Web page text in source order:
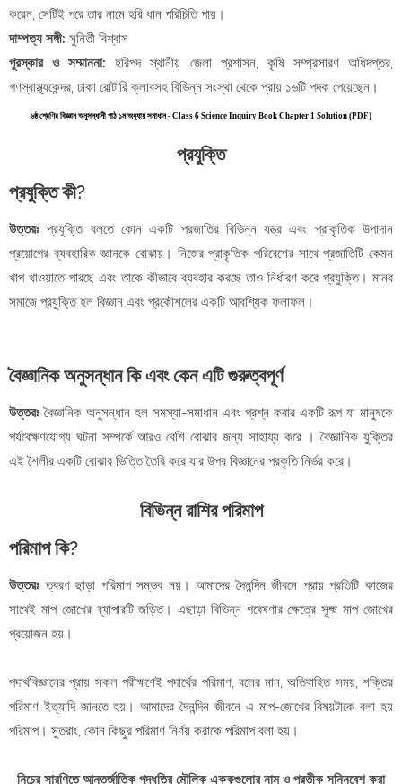
করেন, সেটিই পরে তার নামে হরি ধান পরিচিতি পায়।
দাম্পত্য সঙ্গী: সুনিতী বিশ্বাস
পুরস্কার ও সম্মাননা: হরিপদ স্থানীয় জেলা প্রশাসন, কৃষি সম্প্রসারণ অধিদপ্তর,
গণস্বাস্থ্যকেন্দ্র, ঢাকা রোটারি ক্লাবসহ বিভিন্ন সংস্থা থেকে প্রায় ১৬টি পদক পেয়েছেন।
৬ষ্ঠ শ্রেণির বিজ্ঞান অনুসন্ধানী পাঠ ১ম অধ্যায় সমাধান - Class 6 Science Inquiry Book Chapter 1 Solution (PDF)
প্রযুক্তি
প্রযুক্তি কী?
উত্তরঃ প্রযুক্তি বলতে কোন একটি প্রজাতির বিভিন্ন যন্ত্র এবং প্রাকৃতিক উপাদান
প্রয়োগের ব্যবহারিক জ্ঞানকে বোঝায়। নিজের প্রাকৃতিক পরিবেশের সাথে প্রজাতিটি কেমন
খাপ খাওয়াতে পারছে এবং তাকে কীভাবে ব্যবহার করছে তাও নির্ধারণ করে প্রযুক্তি। মানব
সমাজে প্রযুক্তি হল বিজ্ঞান এবং প্রকৌশলের একটি আবশ্যিক ফলাফল।
বৈজ্ঞানিক অনুসন্ধান কি এবং কেন এটি গুরুত্বপূর্ণ
উত্তরঃ বৈজ্ঞানিক অনুসন্ধান হল সমস্যা-সমাধান এবং প্রশ্ন করার একটি রূপ যা মানুষকে
পর্যবেক্ষণযোগ্য ঘটনা সম্পর্কে আরও বেশি বোঝার জন্য সাহায্য করে । বৈজ্ঞানিক যুক্তির
এই শৈলীর একটি বোঝার ভিত্তি তৈরি করে যার উপর বিজ্ঞানের প্রকৃতি নির্ভর করে।
বিভিন্ন রাশির পরিমাপ
পরিমাপ কি?
উত্তরঃ ত্বরণ ছাড়া পরিমাপ সম্ভব নয়। আমাদের দৈনন্দিন জীবনে প্রায় প্রতিটি কাজের
সাথেই মাপ-জোখের ব্যাপারটি জড়িত। এছাড়া বিভিন্ন গবেষণার ক্ষেত্রে সূক্ষ্ম মাপ-জোখের
প্রয়োজন হয়।
পদার্থবিজ্ঞানের প্রায় সকল পরীক্ষণেই পদার্থের পরিমাণ, বলের মান, অতিবাহিত সময়, শক্তির
পরিমাণ ইত্যাদি জানতে হয়। আমাদের দৈনন্দিন জীবনে এ মাপ-জোখের বিষয়টাকে বলা হয়
পরিমাপ। সুতরাং, কোন কিছুর পরিমাণ নির্ণয় করাকে পরিমাপ বলা হয়।
নিচের সারণিতে আন্তর্জাতিক পদ্ধতির মৌলিক এককগুলোর নাম ও প্রতীক সন্নিবেশ করা